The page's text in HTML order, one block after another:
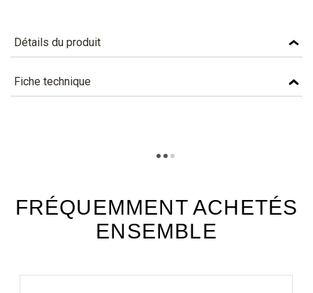
Détails du produit
Référence CNK37
Caractéristiques
Matière CARTON
Lettre Planetscore B - En savoir plus...
Longueur mm (dimension
370
Fiche technique
FRÉQUEMMENT ACHETÉS
ENSEMBLE